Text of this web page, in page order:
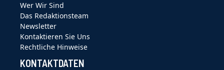
Wer Wir Sind
Das Redaktionsteam
Newsletter
Kontaktieren Sie Uns
Rechtliche Hinweise
KONTAKTDATEN